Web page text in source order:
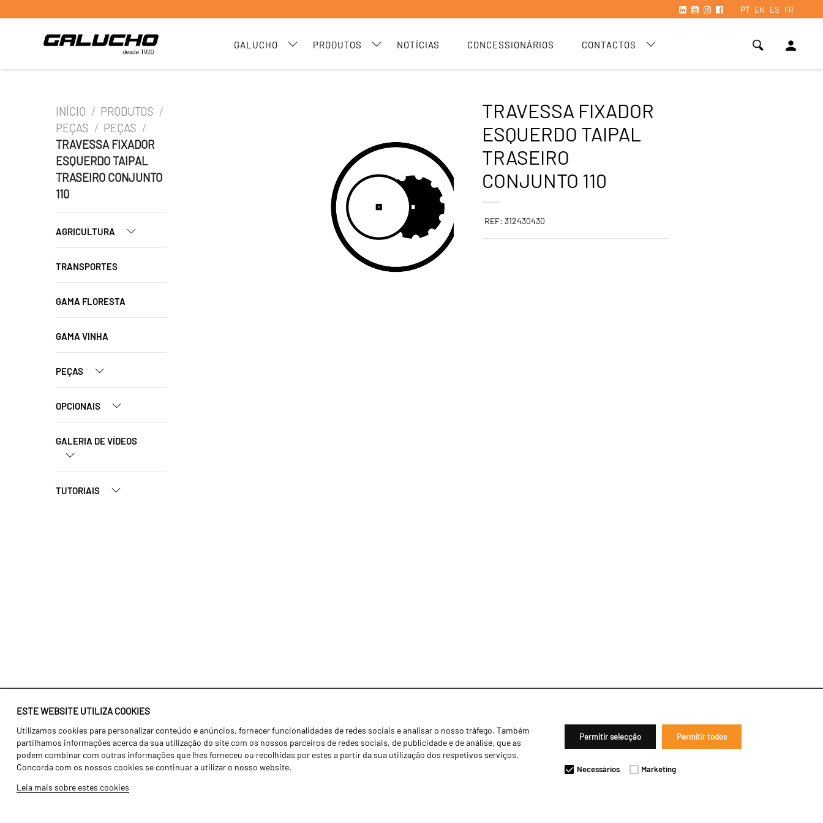
PT EN ES FR
GALUCHO PRODUTOS NOTÍCIAS CONCESSIONÁRIOS CONTACTOS person
ESTE WEBSITE UTILIZA COOKIES
Utilizamos cookies para personalizar conteúdo e anúncios, fornecer funcionalidades de redes sociais e analisar o nosso tráfego. Também
partilhamos informações acerca da sua utilização do site com os nossos parceiros de redes sociais, de publicidade e de análise, que as
podem combinar com outras informações que lhes forneceu ou recolhidas por estes a partir da sua utilização dos respetivos serviços.
Concorda com os nossos cookies se continuar a utilizar o nosso website.
Leia mais sobre estes cookies
Permitir selecção Permitir todos
Necessários Marketing
INÍCIO / PRODUTOS /
PEÇAS / PEÇAS /
TRAVESSA FIXADOR
ESQUERDO TAIPAL
TRASEIRO CONJUNTO
110
AGRICULTURA
TRANSPORTES
GAMA FLORESTA
GAMA VINHA
PEÇAS
OPCIONAIS
GALERIA DE VÍDEOS
TUTORIAIS
TRAVESSA FIXADOR
ESQUERDO TAIPAL
TRASEIRO
CONJUNTO 110
REF: 312430430
Identidade
História
Fábrica / Produção
Recursos Humanos
Agricultura
Transportes
Gama Floresta
Notícias
Concessionários